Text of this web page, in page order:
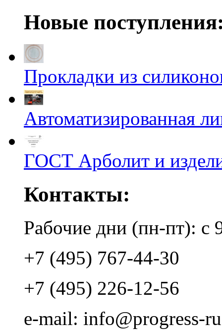
Новые
Прокладки из
Автоматизированная
ГОСТ Арболит и
Контакты:
Рабочие дни (пн-пт): с
+7 (495) 767-44-30
+7 (495) 226-12-56
e-mail: info@progress-